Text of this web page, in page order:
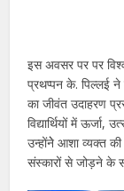
इस अवसर पर पर
प्रथप्पन के. पिल्लई
का जीवंत उदाहरण
विद्यार्थियों में
उन्होंनेे आशा व्यक्त
संस्कारों से जोड़ने के